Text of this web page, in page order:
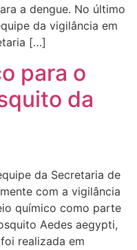
a dengue. No último
da vigilância em
[…]
para o
da
da Secretaria de
com a vigilância
químico como parte
Aedes aegypti,
realizada em